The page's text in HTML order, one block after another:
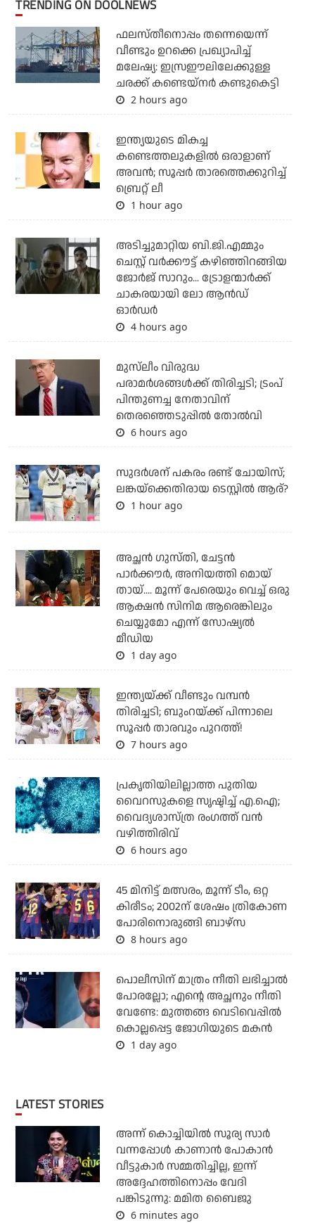
TRENDING ON DOOLNEWS
ഫലസ്തീനൊപ്പം തന്നെയെന്ന്
വീണ്ടും ഉറക്കെ പ്രഖ്യാപിച്ച്
മലേഷ്യ: ഇസ്രഈലിലേക്കുള്ള
ചരക്ക് കണ്ടെയ്‌നര്‍ കണ്ടുകെട്ടി
2 hours ago
ഇന്ത്യയുടെ മികച്ച
കണ്ടെത്തലുകളില്‍ ഒരാളാണ്
അവന്‍; സൂപ്പര്‍ താരത്തെക്കുറിച്ച്
ബ്രെറ്റ് ലീ
1 hour ago
അടിച്ചുമാറ്റിയ ബി.ജി.എമ്മും
ചെസ്റ്റ് വര്‍ക്കൗട്ട് കഴിഞ്ഞിറങ്ങിയ
ജോര്‍ജ് സാറും... ട്രോളന്മാര്‍ക്ക്
ചാകരയായി ലോ ആന്‍ഡ്
ഓര്‍ഡര്‍
4 hours ago
മുസ്‌ലീം വിരുദ്ധ
പരാമര്‍ശങ്ങള്‍ക്ക് തിരിച്ചടി; ട്രംപ്
പിന്തുണച്ച നേതാവിന്
തെരഞ്ഞെടുപ്പില്‍ തോല്‍വി
6 hours ago
സുദര്‍ശന് പകരം രണ്ട് ചോയിസ്;
ലങ്കയ്‌ക്കെതിരായ ടെസ്റ്റില്‍ ആര്?
1 hour ago
അച്ഛന്‍ ഗുസ്തി, ചേട്ടന്‍
പാര്‍ക്കൗര്‍, അനിയത്തി മൊയ്
തായ്.... മൂന്ന് പേരെയും വെച്ച് ഒരു
ആക്ഷന്‍ സിനിമ ആരെങ്കിലും
ചെയ്യുമോ എന്ന് സോഷ്യല്‍
മീഡിയ
1 day ago
ഇന്ത്യയ്ക്ക് വീണ്ടും വമ്പന്‍
തിരിച്ചടി; ബുംറയ്ക്ക് പിന്നാലെ
സൂപ്പര്‍ താരവും പുറത്ത്!
7 hours ago
പ്രകൃതിയിലില്ലാത്ത പുതിയ
വൈറസുകളെ സൃഷ്ടിച്ച് എ.ഐ;
വൈദ്യശാസ്ത്ര രംഗത്ത് വന്‍
വഴിത്തിരിവ്
6 hours ago
45 മിനിട്ട് മത്സരം, മൂന്ന് ടീം, ഒറ്റ
കിരീടം; 2002ന് ശേഷം ത്രികോണ
പോരിനൊരുങ്ങി ബാഴ്‌സ
8 hours ago
പൊലീസിന് മാത്രം നീതി ലഭിച്ചാല്‍
പോരല്ലോ; എന്റെ അച്ഛനും നീതി
വേണ്ടേ: മുത്തങ്ങ വെടിവെപ്പില്‍
കൊല്ലപ്പെട്ട ജോഗിയുടെ മകന്‍
1 day ago
LATEST STORIES
അന്ന് കൊച്ചിയില്‍ സൂര്യ സാര്‍
വന്നപ്പോള്‍ കാണാന്‍ പോകാന്‍
വീട്ടുകാര്‍ സമ്മതിച്ചില്ല, ഇന്ന്
അദ്ദേഹത്തിനൊപ്പം വേദി
പങ്കിടുന്നു: മമിത ബൈജു
6 minutes ago